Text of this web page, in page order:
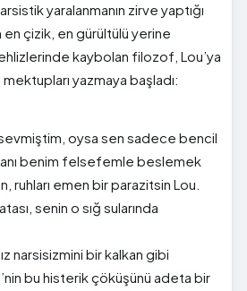
yaralanmanın zirve yaptığı
en çizik, en gürültülü yerine
kaybolan filozof, Lou’ya
yazmaya başladı:
oysa sen sadece bencil
benim felsefemle beslemek
ruhları emen bir parazitsin Lou.
senin o sığ sularında
narsisizmini bir kalkan gibi
bu histerik çöküşünü adeta bir